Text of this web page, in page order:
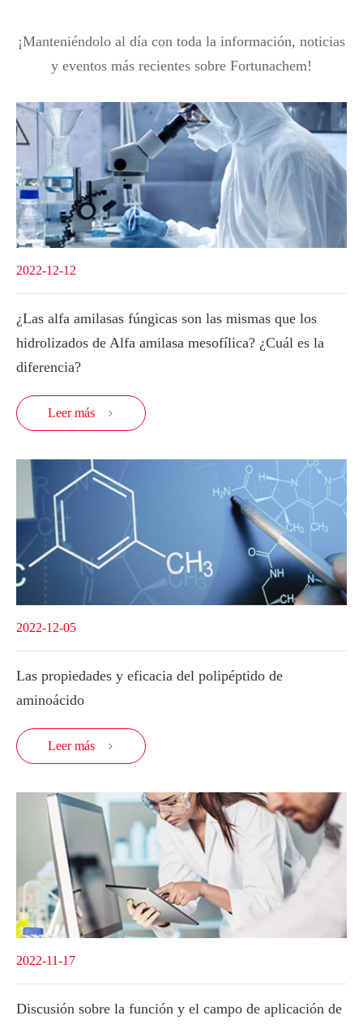
¡Manteniéndolo al día con toda la información, noticias
y eventos más recientes sobre Fortunachem!
2022-12-12
¿Las alfa amilasas fúngicas son las mismas que los
hidrolizados de Alfa amilasa mesofílica? ¿Cuál es la
diferencia?
Leer más 
2022-12-05
Las propiedades y eficacia del polipéptido de
aminoácido
Leer más 
2022-11-17
Discusión sobre la función y el campo de aplicación de